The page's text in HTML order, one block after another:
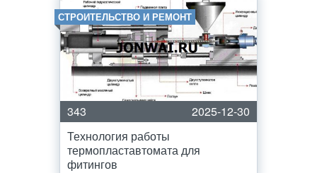
СТРОИТЕЛЬСТВО И РЕМОНТ
343
2025-12-30
Технология работы
термопластавтомата для
фитингов